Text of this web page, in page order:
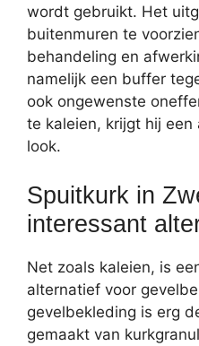
wordt gebruikt. Het
buitenmuren te
behandeling en
namelijk een buffer
ook ongewenste
te kaleien, krijgt hij
look.
Spuitkurk in
interessant
Net zoals kaleien, is
alternatief voor
gevelbekleding is erg
gemaakt van